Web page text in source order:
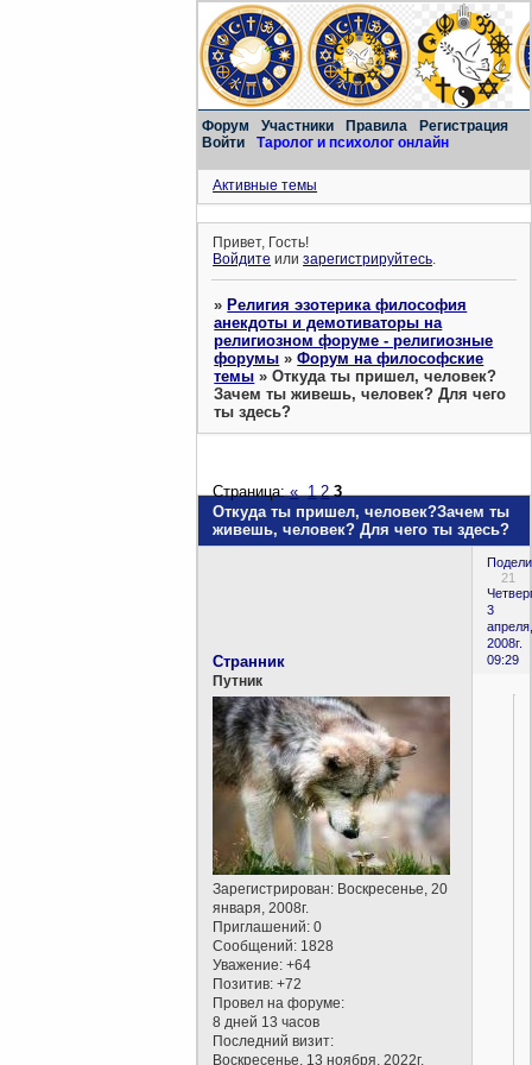
Форум Участники Правила
Регистрация
Войти
Таролог и психолог онлайн
Активные темы
Привет, Гость!
Войдите илизарегистрируйтесь.
»Религия эзотерика философия
анекдоты и демотиваторы на
религиозном форуме - религиозные
форумы »Форум на философские
темы »Откуда ты пришел, человек?
Зачем ты живешь, человек? Для чего
ты здесь?
Откуда ты пришел, человек?Зачем ты
живешь, человек? Для чего ты здесь?
Страница:« 1 2 3
21
3
апреля,
2008г.
09:29
Cтранник
Путник
Зарегистрирован: Воскресенье, 20
января, 2008г.
Приглашений: 0
Сообщений: 1828
Уважение: +64
Позитив: +72
Провел на форуме:
8 дней 13 часов
Последний визит:
Воскресенье, 13 ноября, 2022г.